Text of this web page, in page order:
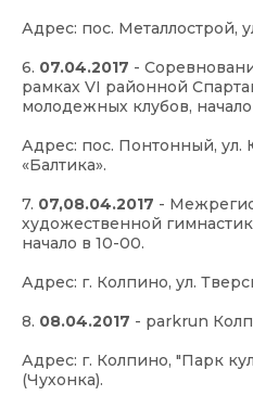
Адрес: пос. Металлострой,
6. 07.04.2017 -
рамках VI районной
молодежных клубов, начало
Адрес: пос. Понтонный,
«Балтика».
7. 07,08.04.2017 -
художественной
начало в 10-00.
Адрес: г. Колпино, ул.
8. 08.04.2017 - parkrun
Адрес: г. Колпино, "Парк
(Чухонка).